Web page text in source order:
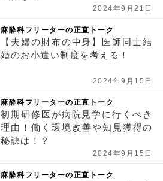
2024年9月21日
麻酔科フリーターの正直トーク
【夫婦の財布の中身】医師同士結
婚のお小遣い制度を考える！
2024年9月15日
麻酔科フリーターの正直トーク
初期研修医が病院見学に行くべき
理由！働く環境改善や知見獲得の
秘訣は！？
2024年9月15日
麻酔科フリーターの正直トーク